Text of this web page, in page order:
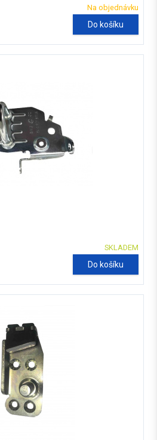
Na objednávku
Do košíku
SKLADEM
Do košíku